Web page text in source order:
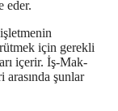
eder.
için gerekli
içerir. İş-Mak-
arasında şunlar